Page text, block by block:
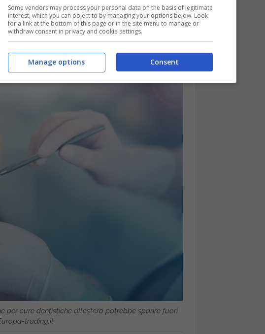
come Lega, Forza Italia e
2026 ogni beneficio fiscale legato a cure
del 19% per chi sceglie di farsi curare i
per cure dentistiche all’estero potrebbe sparire fuori
trading.it
Some vendors may process your personal data on the basis of legitimate
interest, which you can object to by managing your options below. Look
for a link at the bottom of this page or in the site menu to manage or
withdraw consent in privacy and cookie settings.
Consent
Manage options